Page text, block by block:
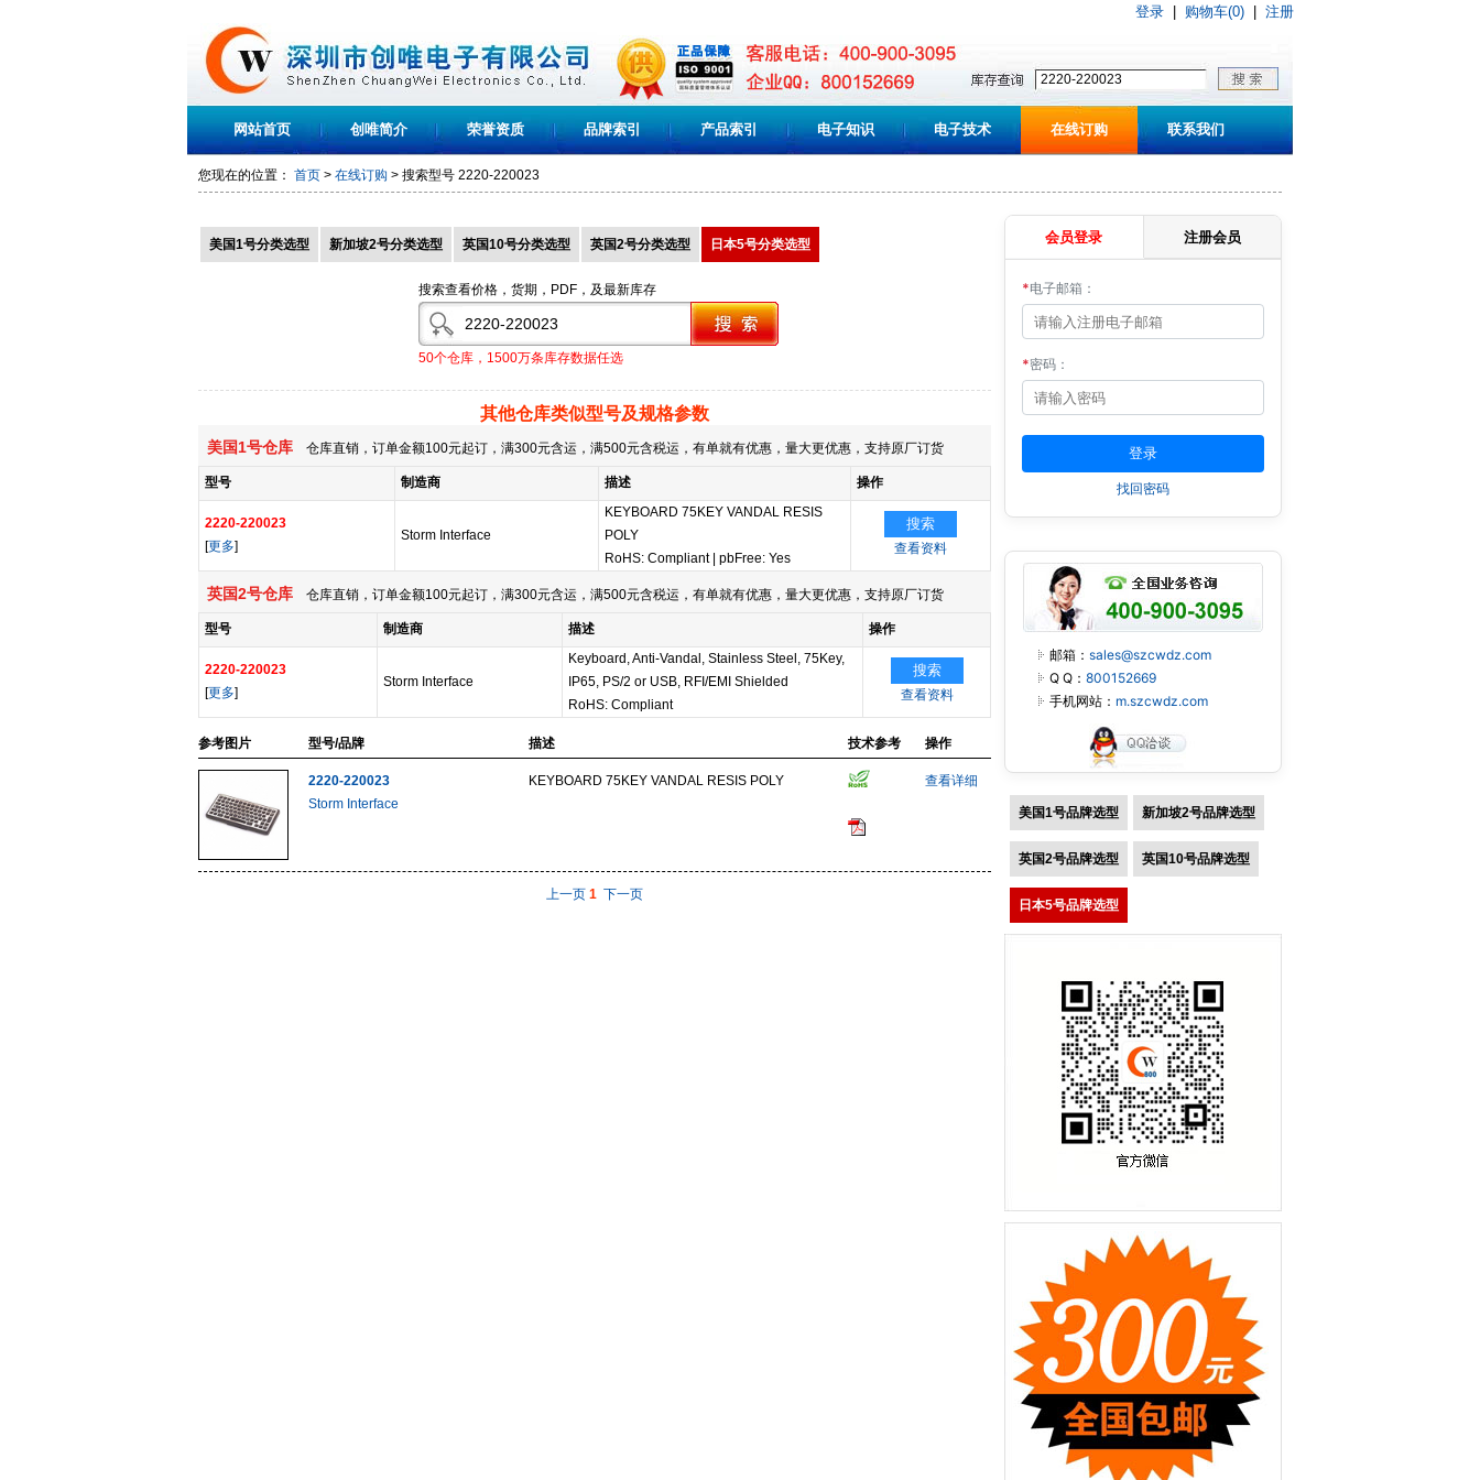
登录 购物车(0) 注册
网站首页 创唯简介 荣誉资质 品牌索引 产品索引 电子知识 电子技术 在线订购 联系我们
您现在的位置： 首页 > 在线订购 > 搜索型号 2220-220023
美国1号分类选型 新加坡2号分类选型 英国10号分类选型 英国2号分类选型 日本5号分类选型
搜索查看价格，货期，PDF，及最新库存
50个仓库，1500万条库存数据任选
其他仓库类似型号及规格参数
美国1号仓库 仓库直销，订单金额100元起订，满300元含运，满500元含税运，有单就有优惠，量大更优惠，支持原厂订货
型号 制造商 描述 操作
2220-220023
[更多]
Storm Interface
KEYBOARD 75KEY VANDAL RESIS
POLY
RoHS: Compliant pbFree: Yes
搜索
查看资料
英国2号仓库 仓库直销，订单金额100元起订，满300元含运，满500元含税运，有单就有优惠，量大更优惠，支持原厂订货
型号 制造商 描述 操作
2220-220023
[更多]
Storm Interface
Keyboard, Anti-Vandal, Stainless Steel, 75Key,
IP65, PS/2 or USB, RFI/EMI Shielded
RoHS: Compliant
搜索
查看资料
参考图片 型号/品牌 描述 技术参考 操作
2220-220023
Storm Interface
KEYBOARD 75KEY VANDAL RESIS POLY 查看详细
上一页 1 下一页
会员登录 注册会员
*电子邮箱：
*密码：
找回密码
邮箱： sales@szcwdz.com
Q Q： 800152669
手机网站： m.szcwdz.com
美国1号品牌选型 新加坡2号品牌选型
英国2号品牌选型 英国10号品牌选型
日本5号品牌选型